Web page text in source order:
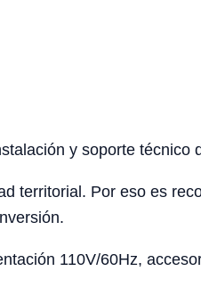
y soporte técnico
territorial. Por eso es
110V/60Hz,